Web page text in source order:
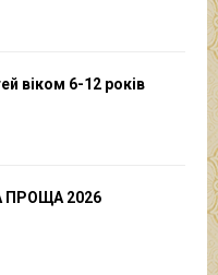
віком 6-12 років
ПРОЩА 2026